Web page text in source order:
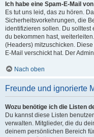
Ich habe eine Spam-E-Mail
Es tut uns leid, das zu hören.
Sicherheitsvorkehrungen, die
identifizieren sollen. Du solltest
du bekommen hast,
(Headers) mitzuschicken.
E-Mail verschickt hat. Der
Nach oben
Freunde und ignorierte
Wozu benötige ich die Listen
Du kannst diese Listen
verwalten. Mitglieder, die du
deinem persönlichen Bereich